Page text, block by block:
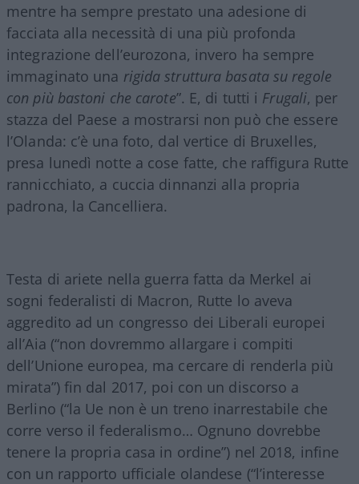
mentre ha sempre prestato una adesione di
facciata alla necessità di una più profonda
integrazione dell’eurozona, invero ha sempre
immaginato una rigida struttura basata su regole
con più bastoni che carote”. E, di tutti i Frugali, per
stazza del Paese a mostrarsi non può che essere
l’Olanda: c’è una foto, dal vertice di Bruxelles,
presa lunedì notte a cose fatte, che raffigura Rutte
rannicchiato, a cuccia dinnanzi alla propria
padrona, la Cancelliera.
Testa di ariete nella guerra fatta da Merkel ai
sogni federalisti di Macron, Rutte lo aveva
aggredito ad un congresso dei Liberali europei
all’Aia (“non dovremmo allargare i compiti
dell’Unione europea, ma cercare di renderla più
mirata”) fin dal 2017, poi con un discorso a
Berlino (“la Ue non è un treno inarrestabile che
corre verso il federalismo… Ognuno dovrebbe
tenere la propria casa in ordine”) nel 2018, infine
con un rapporto ufficiale olandese (“l’interesse